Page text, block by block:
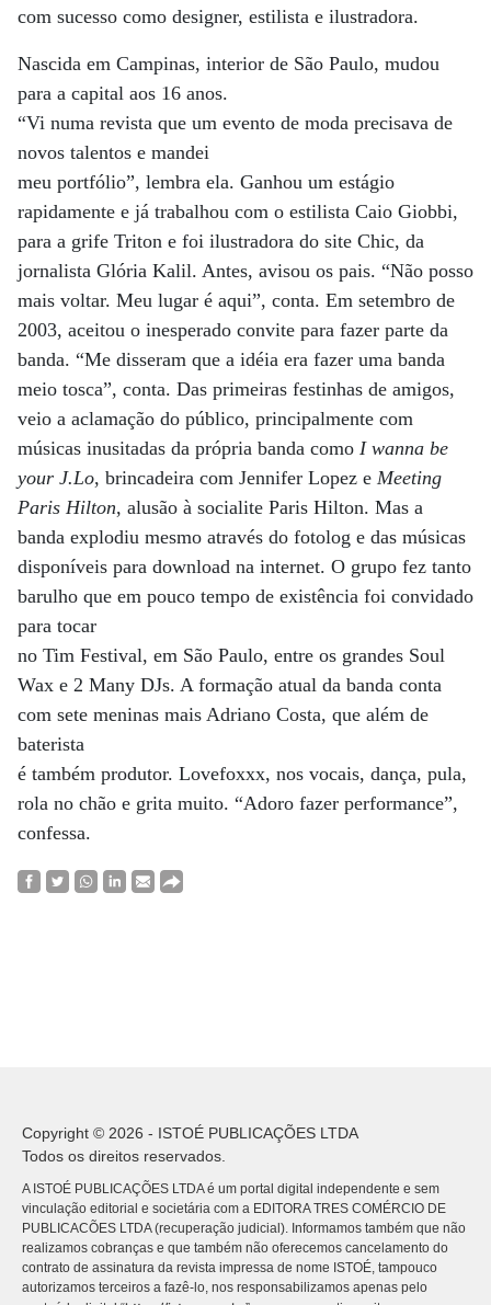
com sucesso como designer, estilista e ilustradora.
Nascida em Campinas, interior de São Paulo, mudou
para a capital aos 16 anos.
“Vi numa revista que um evento de moda precisava de
novos talentos e mandei
meu portfólio”, lembra ela. Ganhou um estágio
rapidamente e já trabalhou com o estilista Caio Giobbi,
para a grife Triton e foi ilustradora do site Chic, da
jornalista Glória Kalil. Antes, avisou os pais. “Não posso
mais voltar. Meu lugar é aqui”, conta. Em setembro de
2003, aceitou o inesperado convite para fazer parte da
banda. “Me disseram que a idéia era fazer uma banda
meio tosca”, conta. Das primeiras festinhas de amigos,
veio a aclamação do público, principalmente com
músicas inusitadas da própria banda como I wanna be
your J.Lo, brincadeira com Jennifer Lopez e Meeting
Paris Hilton, alusão à socialite Paris Hilton. Mas a
banda explodiu mesmo através do fotolog e das músicas
disponíveis para download na internet. O grupo fez tanto
barulho que em pouco tempo de existência foi convidado
para tocar
no Tim Festival, em São Paulo, entre os grandes Soul
Wax e 2 Many DJs. A formação atual da banda conta
com sete meninas mais Adriano Costa, que além de
baterista
é também produtor. Lovefoxxx, nos vocais, dança, pula,
rola no chão e grita muito. “Adoro fazer performance”,
confessa.
Copyright © 2026 - ISTOÉ PUBLICAÇÕES LTDA
Todos os direitos reservados.
A ISTOÉ PUBLICAÇÕES LTDA é um portal digital independente e sem
vinculação editorial e societária com a EDITORA TRES COMÉRCIO DE
PUBLICACÕES LTDA (recuperação judicial). Informamos também que não
realizamos cobranças e que também não oferecemos cancelamento do
contrato de assinatura da revista impressa de nome ISTOÉ, tampouco
autorizamos terceiros a fazê-lo, nos responsabilizamos apenas pelo